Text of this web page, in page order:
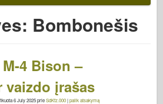
Bombonešis
4 Bison –
įrašas
6 July 2025prieSdKfz.000|palik atsakymą